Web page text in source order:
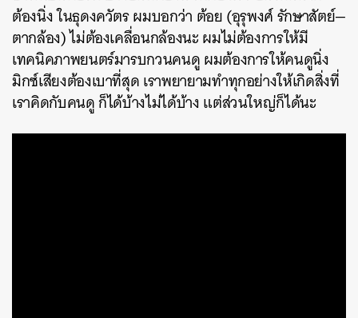
ต้องนิ่ง ในธุดงควัตร ผมบอกว่า ต้อย (อุรุพงศ์ รักษาสัตย์—
ตากล้อง) ไม่ต้องเคลื่อนกล้องนะ ผมไม่ต้องการให้มี
เทคนิคภาพยนตร์มารบกวนคนดู ผมต้องการให้คนดูนิ่ง
มิกซ์เสียงต้องเบาที่สุด เราพยายามทำทุกอย่างให้เกิดสิ่งที่
เราคิดกับคนดู ก็ได้บ้างไม่ได้บ้าง แต่ส่วนใหญ่ก็ได้นะ